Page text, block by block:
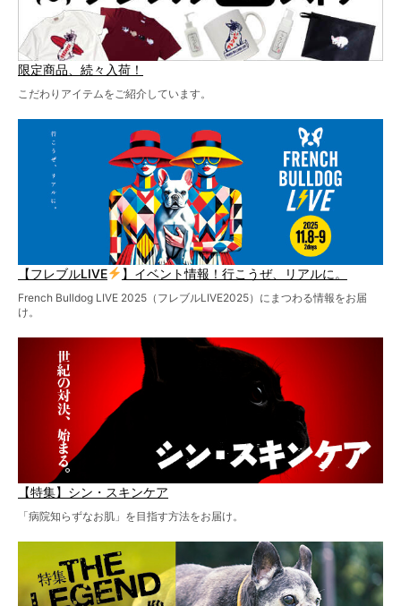
限定商品、続々入荷！
こだわりアイテムをご紹介しています。
【フレブルLIVE 】イベント情報！行こうぜ、リアルに。
French Bulldog LIVE 2025（フレブルLIVE2025）にまつわる情報をお届
け。
【特集】シン・スキンケア
「病院知らずなお肌」を目指す方法をお届け。